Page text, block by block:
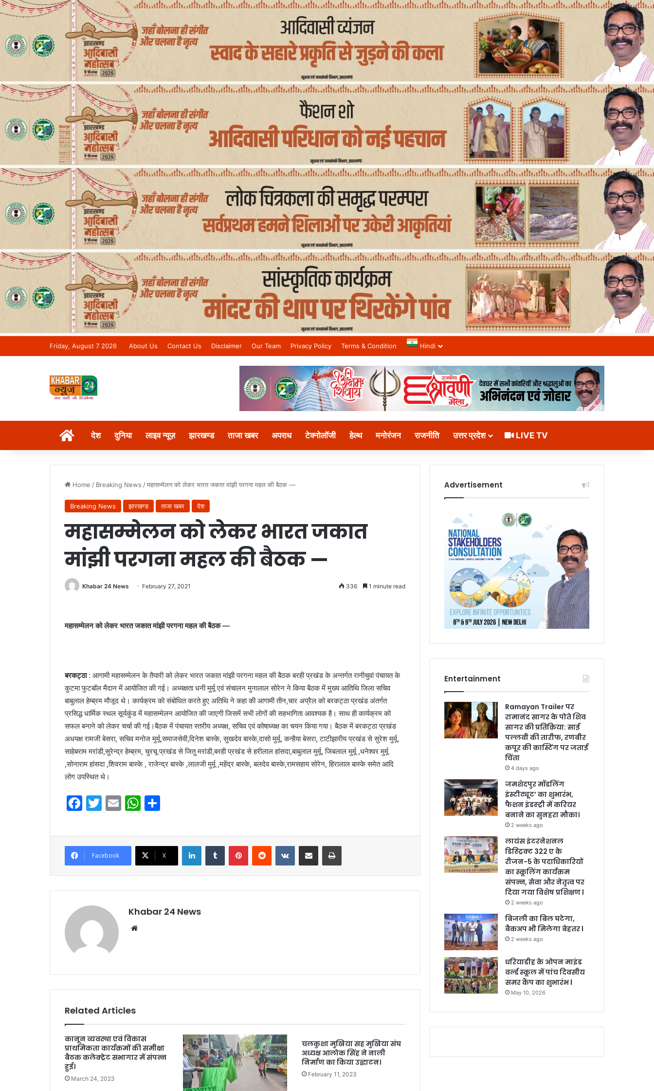
Friday, August 7 2026 About Us Contact Us Disclaimer Our Team Privacy Policy Terms & Condition Hindi
Khabar 24 News Tv | Bihar/Jharkhand No.1 News Channel
देश दुनिया लाइव न्यूज़ झारखण्ड ताजा खबर अपराध टेक्नोलॉजी हेल्थ मनोरंजन राजनीति उत्तर प्रदेश LIVE TV
Home / Breaking News /महासम्मेलन को लेकर भारत जकात मांझी परगना महल की बैठक —
Breaking News झारखण्ड ताजा खबर देश
महासम्मेलन को लेकर भारत जकात
मांझी परगना महल की बैठक —
Khabar 24 News February 27, 2021 336 1 minute read
महासम्मेलन को लेकर भारत जकात मांझी परगना महल की बैठक —
बरकट्ठा: आगामी महासम्मेलन के तैयारी को लेकर भारत जकात मांझी परगना महल की बैठक बरही प्रखंड के अन्तर्गत रानीचुवां पंचायत के
कुटमा फुटबॉल मैदान में आयोजित की गई। अध्यक्षता धनी मुर्मू एवं संचालन मुनालाल सोरेन ने किया बैठक में मुख्य आतिथि जिला सचिव
बाबुलाल हेम्ब्रम मौजूद थे। कार्यक्रम को संबोधित करते हुए अतिथि ने कहा की आगामी तीन,चार अप्रैल को बरकट्ठा प्रखंड अंतर्गत
प्रसिद्ध धार्मिक स्थल सूर्यकुंड में महासम्मेलन आयोजित की जाएगी जिसमें सभी लोगों की सहभागिता आवश्यक है। साथ ही कार्यक्रम को
सफल बनाने को लेकर चर्चा की गई।बैठक में पंचायत स्तरीय अध्यक्ष, सचिव एवं कोषाध्यक्ष का चयन किया गया। बैठक में बरकट्ठा प्रखंड
अधयक्ष रामजी बेसरा, सचिव मनोज मुर्मू,समाजसेवी,दिनेश बास्के, सुखदेव बास्के,दासो मुर्मू, कन्हैया बेसरा, टाटीझारीय प्रखंड से सुरेश मुर्मू,
साहेबराम मरांडी,सुरेन्द्र हेम्ब्रम, चुरचू प्रखंड से जितु मरांडी,बरही प्रखंड से हरीलाल हांसदा,बाबुलाल मुर्मू, जिबलाल मुर्मू ,धनेश्वर मुर्मू
,सोनाराम हांसदा ,शिवराम बास्के , राजेन्द्र बास्के ,लालजी मुर्मू ,महेंद्र बास्के, बलदेव बास्के,रामसहाय सोरेन, हिरालाल बास्के समेत आदि
लोग उपस्थित थे।
F
c
e
b
o
o
k
T
itt
er
E
ai
l
W
at
s
A
p
p
ar
e
Facebook X
LinkedInTumblr PinterestReddit VKontakteShare via Email Print
Khabar 24 News
Related Articles
कानून व्यवस्था एवं विकास
प्राथमिकता कार्यक्रमों की समीक्षा
बैठक कलेक्ट्रेट सभागार में संपन्न
हुई।
March 24, 2023
चलकुशा मुखिया सह मुखिया संघ
अध्यक्ष आलोक सिंह ने नाली
निर्माण का किया उद्घाटन।
February 11, 2023
Advertisement
Entertainment
Ramayan Trailer पर
रामानंद सागर के पोते शिव
सागर की प्रतिक्रिया: साई
पल्लवी की तारीफ, रणबीर
कपूर की कास्टिंग पर जताई
चिंता
4 days ago
जमशेदपुर मॉडलिंग
इंस्टीट्यूट’ का शुभारंभ,
फैशन इंडस्ट्री में करियर
बनाने का सुनहरा मौका।
2 weeks ago
लायंस इंटरनेशनल
डिस्ट्रिक्ट 322 ए के
रीजन-5 के पदाधिकारियों
का स्कूलिंग कार्यक्रम
संपन्न, सेवा और नेतृत्व पर
दिया गया विशेष प्रशिक्षण l
2 weeks ago
बिजली का बिल घटेगा,
बैकअप भी मिलेगा बेहतर l
2 weeks ago
धरियाडीह के ओपन माइंड
वर्ल्ड स्कूल में पांच दिवसीय
समर कैंप का शुभारंभ l
May 10, 2026